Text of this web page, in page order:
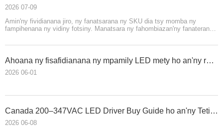
2026 07-09
Amin'ny fividianana jiro, ny fanatsarana ny SKU dia tsy momba ny
fampihenana ny vidiny fotsiny. Manatsara ny fahombiazan'ny fanaterana
Ahoana ny fisafidianana ny mpamily LED mety ho an'ny rafi-jiro andriamby
2026 06-01
Canada 200–347VAC LED Driver Buy Guide ho an'ny Tetik'asa Jiro ara-barotra sy indostrialy
2026 06-08